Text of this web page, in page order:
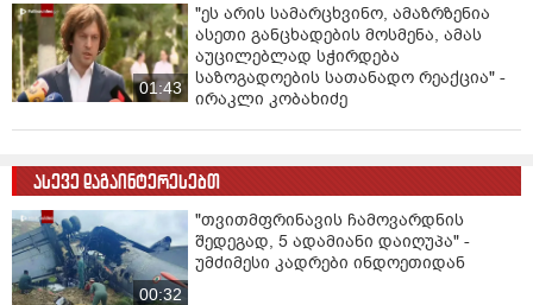
01:43
"ეს არის სამარცხვინო, ამაზრზენია
ასეთი განცხადების მოსმენა, ამას
აუცილებლად სჭირდება
საზოგადოების სათანადო რეაქცია" -
ირაკლი კობახიძე
ასევე დაგაინტერესებთ
00:32
"თვითმფრინავის ჩამოვარდნის
შედეგად, 5 ადამიანი დაიღუპა" -
უმძიმესი კადრები ინდოეთიდან